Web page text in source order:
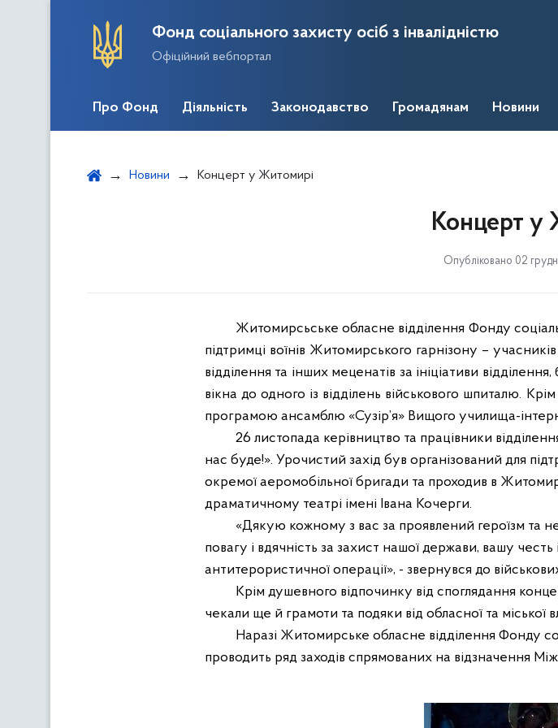
Фонд соціального захисту осіб з інвалідністю
Офіційний вебпортал
Про Фонд Діяльність Законодавство Громадянам Новини
Новини Концерт у Житомирі
Концерт у
Опубліковано 02
Житомирсьське обласне відділення Фонду
підтримці воїнів Житомирського гарнізону –
відділення та інших меценатів за ініціативи
вікна до одного із відділень військового шпиталю.
програмою ансамблю «Сузір’я» Вищого училища-
26 листопада керівництво та працівники
нас буде!». Урочистий захід був організований для
окремої аеромобільної бригади та проходив в
драматичному театрі імені Івана Кочерги.
«Дякую кожному з вас за проявлений героїзм та
повагу і вдячність за захист нашої держави, вашу
антитерористичної операції», - звернувся до
Крім душевного відпочинку від споглядання
чекали ще й грамоти та подяки від обласної та міської
Наразі Житомирське обласне відділення Фонду
проводить ряд заходів спрямованих на відзначення